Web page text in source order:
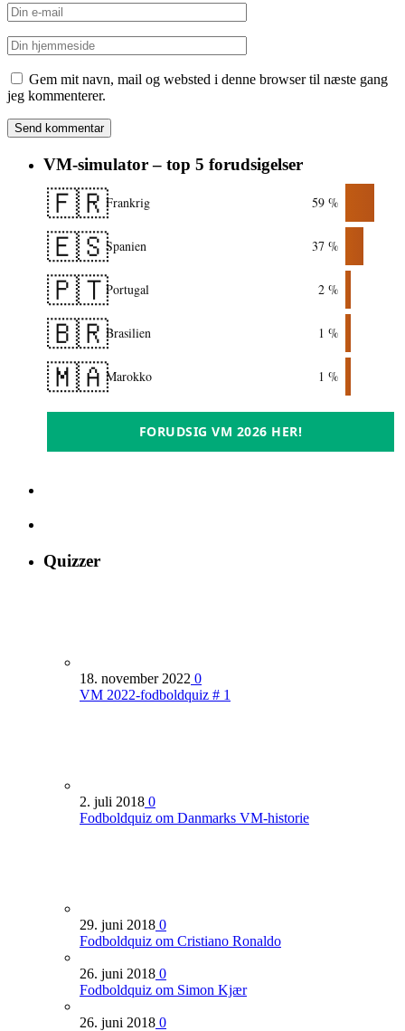
Gem mit navn, mail og websted i denne browser til næste gang
jeg kommenterer.
VM-simulator – top 5 forudsigelser
🇫🇷Frankrig 59 %
🇪🇸Spanien 37 %
🇵🇹Portugal 2 %
🇧🇷Brasilien 1 %
🇲🇦Marokko 1 %
FORUDSIG VM 2026 HER!
Quizzer
18. november 2022 0
VM 2022-fodboldquiz # 1
2. juli 2018 0
Fodboldquiz om Danmarks VM-historie
29. juni 2018 0
Fodboldquiz om Cristiano Ronaldo
26. juni 2018 0
Fodboldquiz om Simon Kjær
26. juni 2018 0